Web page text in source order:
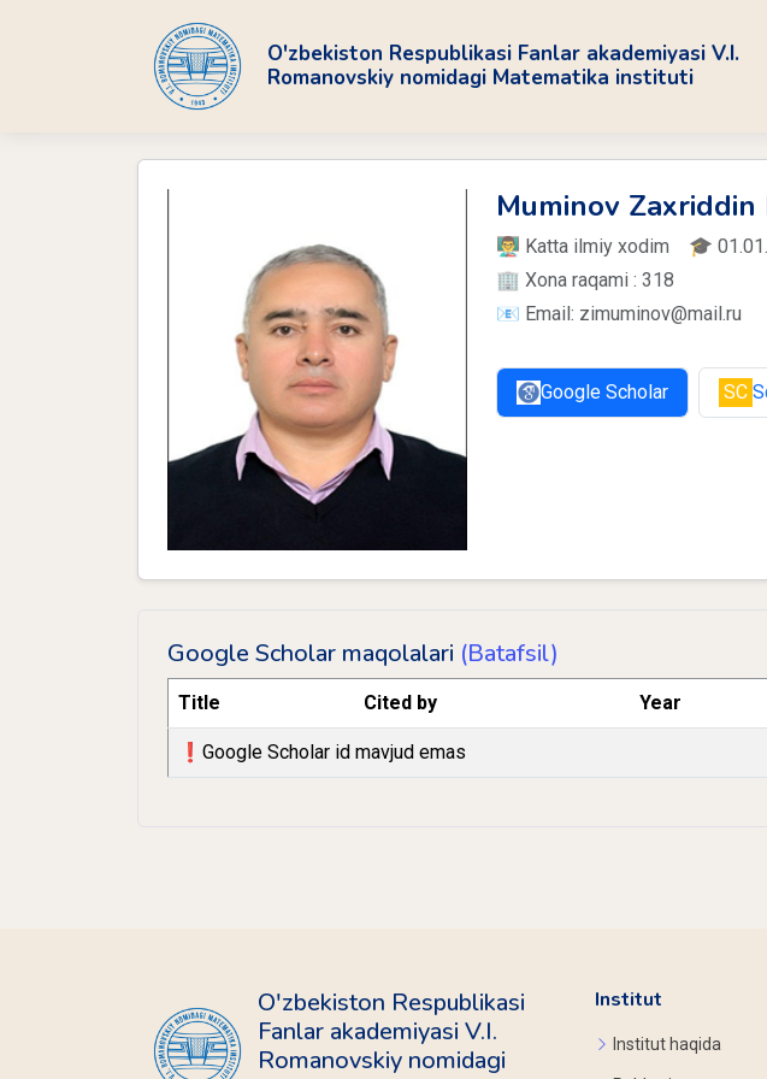
O'zbekiston Respublikasi Fanlar akademiyasi V.I.
Romanovskiy nomidagi Matematika instituti
Muminov Zaxriddin
👨‍🏫 Katta ilmiy xodim 🎓
🏢 Xona raqami : 318
📧 Email: zimuminov@mail.ru
Google Scholar SC
Google Scholar maqolalari (Batafsil)
Title Cited by Year
❗️Google Scholar id mavjud emas
O'zbekiston Respublikasi
Fanlar akademiyasi V.I.
Romanovskiy nomidagi
Institut
Institut haqida